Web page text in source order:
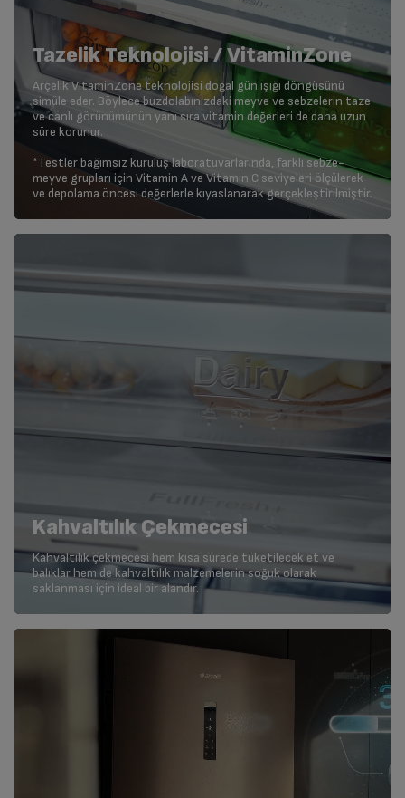
Tazelik Teknolojisi / VitaminZone
Arçelik VitaminZone teknolojisi doğal gün ışığı döngüsünü
simüle eder. Böylece buzdolabınızdaki meyve ve sebzelerin taze
ve canlı görünümünün yanı sıra vitamin değerleri de daha uzun
süre korunur.
*Testler bağımsız kuruluş laboratuvarlarında, farklı sebze-
meyve grupları için Vitamin A ve Vitamin C seviyeleri ölçülerek
ve depolama öncesi değerlerle kıyaslanarak gerçekleştirilmiştir.
Kahvaltılık Çekmecesi
Kahvaltılık çekmecesi hem kısa sürede tüketilecek et ve
balıklar hem de kahvaltılık malzemelerin soğuk olarak
saklanması için ideal bir alandır.